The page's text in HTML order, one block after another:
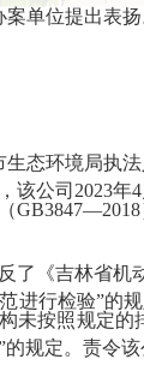
单位提出表扬
环境局执法
该公司2023
《吉林省机动
进行检验”的
未按照规定
的规定。责令